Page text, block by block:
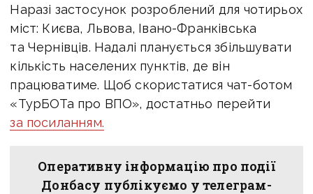
Наразі застосунок розроблений для чотирьох
міст: Києва, Львова, Івано-Франківська
та Чернівців. Надалі планується збільшувати
кількість населених пунктів, де він
працюватиме. Щоб скористатися чат-ботом
«ТурБОТа про ВПО», достатньо перейти
за посиланням.
Оперативну інформацію про події
Донбасу публікуємо у телеграм-